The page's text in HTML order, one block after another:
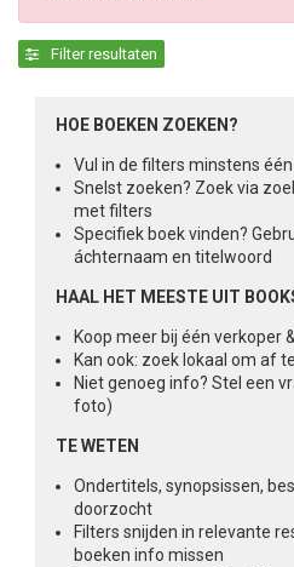
Filter resultaten
HOE BOEKEN ZOEKEN?
Vul in de filters minstens
Snelst zoeken? Zoek via
met filters
Specifiek boek vinden?
áchternaam en titelwoord
HAAL HET MEESTE UIT
Koop meer bij één verkoper
Kan ook: zoek lokaal om af
Niet genoeg info? Stel een
foto)
TE WETEN
Ondertitels, synopsissen,
doorzocht
Filters snijden in relevante
boeken info missen